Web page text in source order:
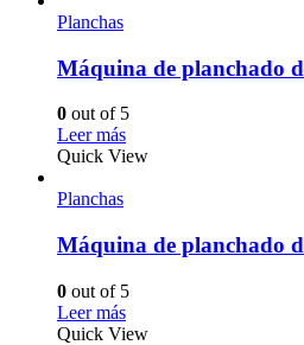
Planchas
Máquina de planchado
0 out of 5
Leer más
Quick View
Planchas
Máquina de planchado
0 out of 5
Leer más
Quick View